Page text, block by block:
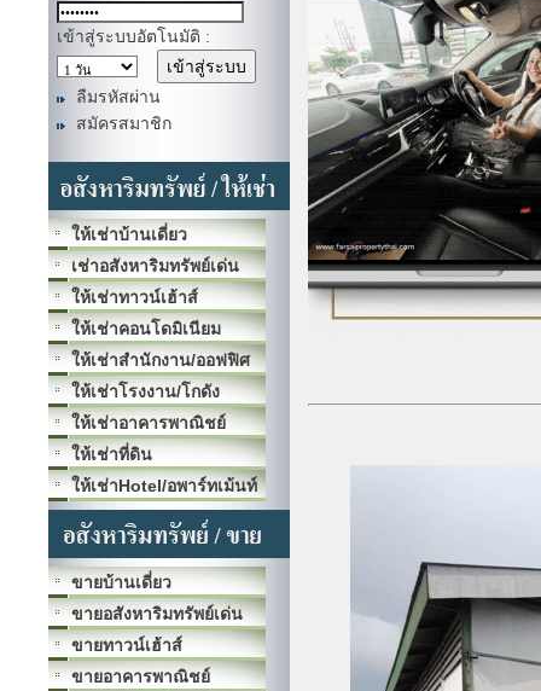
เข้าสู่ระบบอัตโนมัติ :
ลืมรหัสผ่าน
สมัครสมาชิก
ให้เช่าบ้านเดี่ยว
เช่าอสังหาริมทรัพย์เด่น
ให้เช่าทาวน์เฮ้าส์
ให้เช่าคอนโดมิเนียม
ให้เช่าสำนักงาน/ออฟฟิศ
ให้เช่าโรงงาน/โกดัง
ให้เช่าอาคารพาณิชย์
ให้เช่าที่ดิน
ให้เช่าHotel/อพาร์ทเม้นท์
ขายบ้านเดี่ยว
ขายอสังหาริมทรัพย์เด่น
ขายทาวน์เฮ้าส์
ขายอาคารพาณิชย์